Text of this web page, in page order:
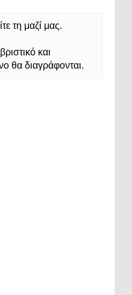
τη μαζί μας.
και
θα διαγράφονται.